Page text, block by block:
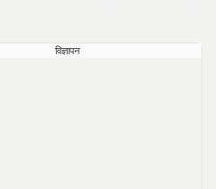
विज्ञापन